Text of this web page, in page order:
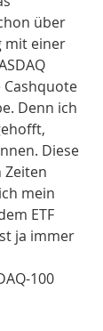
über
mit einer
Denn ich
Diese
Zeiten
mein
ETF
ja immer
100